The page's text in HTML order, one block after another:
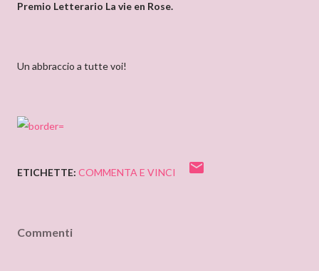
Premio Letterario La vie en Rose.
Un abbraccio a tutte voi!
ETICHETTE: COMMENTA E VINCI
Commenti